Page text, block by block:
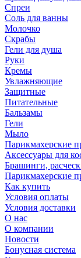
Спреи
Соль для ванны
Молочко
Скрабы
Гели для душа
Руки
Кремы
Увлажняющие
Защитные
Питательные
Бальзамы
Гели
Мыло
Парикмахерские
Аксессуары для
Брашинги,
Парикмахерские
Как купить
Условия оплаты
Условия доставки
О нас
О компании
Новости
Бонусная система